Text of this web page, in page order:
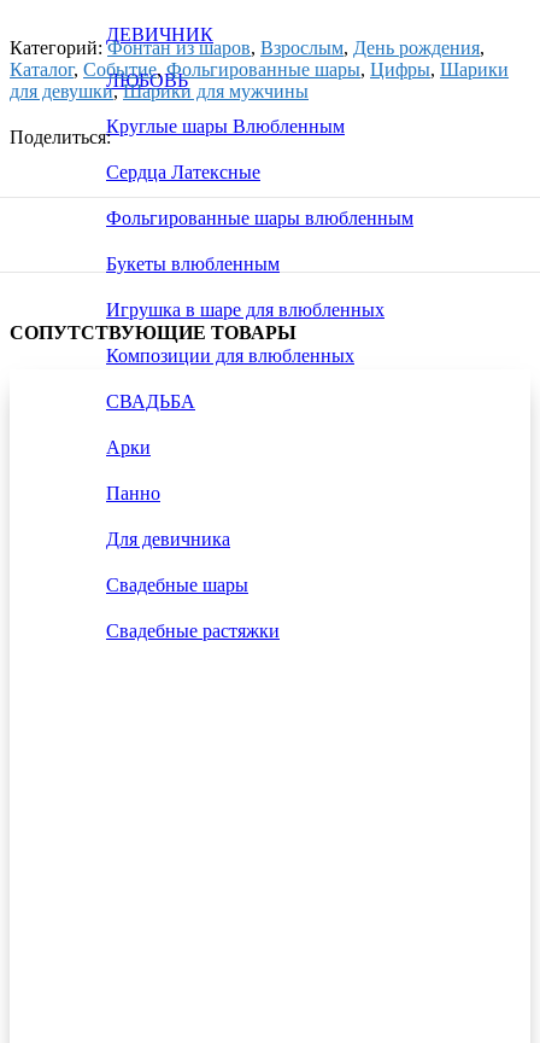
ДЕВИЧНИК
ЛЮБОВЬ
Круглые шары Влюбленным
Сердца Латексные
Фольгированные шары влюбленным
Букеты влюбленным
Игрушка в шаре для влюбленных
Композиции для влюбленных
СВАДЬБА
Арки
Панно
Для девичника
Свадебные шары
Свадебные растяжки
Категорий: Фонтан из шаров, Взрослым, День рождения,
Каталог, Событие, Фольгированные шары, Цифры, Шарики
для девушки, Шарики для мужчины
Поделиться:
СОПУТСТВУЮЩИЕ ТОВАРЫ